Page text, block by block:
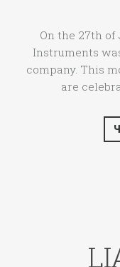
On the 27th of
Instruments
company. This
are